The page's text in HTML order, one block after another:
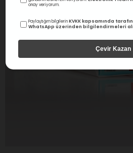
onay veriyorum.
Paylaştığım bilgilerinKVKK kapsamında
WhatsApp üzerinden bilgilendirmeleri
Çevir Kazan